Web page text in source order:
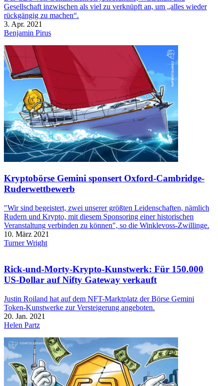
Gesellschaft inzwischen als viel zu verknüpft an, um „alles wieder
rückgängig zu machen“.
3. Apr. 2021
Benjamin Pirus
Kryptobörse Gemini sponsert Oxford-Cambridge-
Ruderwettbewerb
"Wir sind begeistert, zwei unserer größten Leidenschaften, nämlich
Rudern und Krypto, mit diesem Sponsoring einer historischen
Veranstaltung verbinden zu können", so die Winklevoss-Zwillinge.
10. März 2021
Turner Wright
Rick-und-Morty-Krypto-Kunstwerk: Für 150.000
US-Dollar auf Nifty Gateway verkauft
Justin Roiland hat auf dem NFT-Marktplatz der Börse Gemini
Token-Kunstwerke zur Versteigerung angeboten.
20. Jan. 2021
Helen Partz